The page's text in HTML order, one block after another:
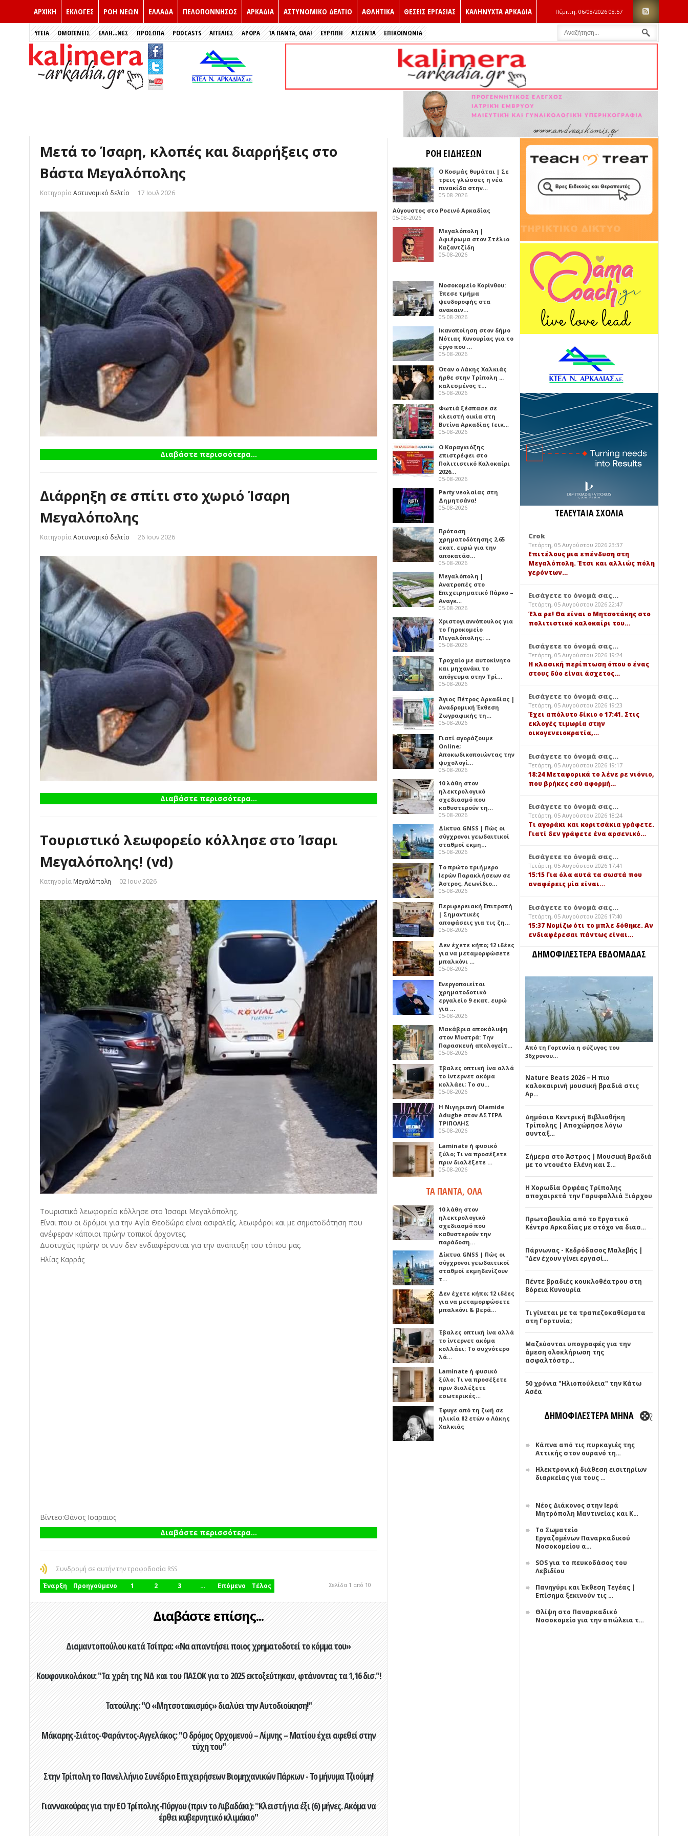
ΑΡΧΙΚΗ ΕΚΛΟΓΈΣ ΡΟΗ ΝΕΩΝ ΕΛΛΑΔΑ ΠΕΛΟΠΟΝΝΗΣΟΣ ΑΡΚΑΔΙΑ ΑΣΤΥΝΟΜΙΚΟ ΔΕΛΤΙΟ ΑΘΛΗΤΙΚΑ ΘΕΣΕΙΣ ΕΡΓΑΣΙΑΣ ΚΑΛΗΝΥΧΤΑ ΑΡΚΑΔΙΑ Πέμπτη, 06/08/2026 08:57
ΥΓΕΙΑ ΟΜΟΓΕΝΕΙΣ ΈΛΛΗ...ΝΕΣ ΠΡΌΣΩΠΑ PODCASTS ΑΓΓΕΛΙΕΣ ΑΡΘΡΑ ΤΑ ΠΑΝΤΑ, ΟΛΑ! ΕΥΡΏΠΗ ΑΤΖΕΝΤΑ ΕΠΙΚΟΙΝΩΝΙΑ
Μετά το Ίσαρη, κλοπές και διαρρήξεις στο
Βάστα Μεγαλόπολης
ΚατηγορίαΑστυνομικό δελτίο 17 Ιουλ 2026
Διαβάστε περισσότερα...
Διάρρηξη σε σπίτι στο χωριό Ίσαρη
Μεγαλόπολης
ΚατηγορίαΑστυνομικό δελτίο 26 Ιουν 2026
Διαβάστε περισσότερα...
Τουριστικό λεωφορείο κόλλησε στο Ίσαρι
Μεγαλόπολης! (vd)
Κατηγορία Μεγαλόπολη 02 Ιουν 2026
Τουριστικό λεωφορείο κόλλησε στο Ίσσαρι Μεγαλόπολης.
Είναι που οι δρόμοι για την Αγία Θεοδώρα είναι ασφαλείς, λεωφόροι και με σηματοδότηση που
ανέφεραν κάποιοι πρώην τοπικοί άρχοντες.
Δυστυχώς πρώην οι νυν δεν ενδιαφέρονται για την ανάπτυξη του τόπου μας.
Ηλίας Καρράς
Βίντεο:Θάνος Ισαραιος
Διαβάστε περισσότερα...
Συνδρομή σε αυτήν την τροφοδοσία RSS
Έναρξη
Προηγούμενο 1 2 3 … Επόμενο Τέλος Σελίδα 1 από 10
Διαβάστε επίσης...
Διαμαντοπούλου κατά Τσίπρα: «Να απαντήσει ποιος χρηματοδοτεί το κόμμα του»
Κουφονικολάκου: "Τα χρέη της ΝΔ και του ΠΑΣΟΚ για το 2025 εκτοξεύτηκαν, φτάνοντας τα 1,16 δισ."!
Τατούλης: "Ο «Μητσοτακισμός» διαλύει την Αυτοδιοίκηση!"
Μάκαρης-Σιάτος-Φαράντος-Αγγελάκος: "Ο δρόμος Ορχομενού – Λίμνης – Ματίου έχει αφεθεί στην
τύχη του"
Στην Τρίπολη το Πανελλήνιο Συνέδριο Επιχειρήσεων Βιομηχανικών Πάρκων - Το μήνυμα Τζιούμη!
Γιαννακούρας για την EO Τρίπολης-Πύργου (πριν το Λιβαδάκι): "Κλειστή για έξι (6) μήνες. Ακόμα να
έρθει κυβερνητικό κλιμάκιο"
ΡΟΗ ΕΙΔΗΣΕΩΝ
Ο Κοσμάς θυμάται | Σε
τρεις γλώσσες η νέα
πινακίδα στην…
05-08-2026
Αύγουστος στο Ροεινό Αρκαδίας
05-08-2026
Μεγαλόπολη |
Αφιέρωμα στον Στέλιο
Καζαντζίδη
05-08-2026
Νοσοκομείο Κορίνθου:
Έπεσε τμήμα
ψευδοροφής στα
ανακαιν…
05-08-2026
Ικανοποίηση στον δήμο
Νότιας Κυνουρίας για το
έργο που …
05-08-2026
Όταν ο Λάκης Χαλκιάς
ήρθε στην Τρίπολη ...
καλεσμένος τ…
05-08-2026
Φωτιά ξέσπασε σε
κλειστή οικία στη
Βυτίνα Αρκαδίας (εικ…
05-08-2026
Ο Καραγκιόζης
επιστρέφει στο
Πολιτιστικό Καλοκαίρι
2026…
05-08-2026
Party νεολαίας στη
Δημητσάνα!
05-08-2026
Πρόταση
χρηματοδότησης 2,65
εκατ. ευρώ για την
αποκατάσ…
05-08-2026
Μεγαλόπολη |
Ανατροπές στο
Επιχειρηματικό Πάρκο –
Αναγκ…
05-08-2026
Χριστογιαννόπουλος για
το Γηροκομείο
Μεγαλόπολης: …
05-08-2026
Τροχαίο με αυτοκίνητο
και μηχανάκι το
απόγευμα στην Τρί…
05-08-2026
Άγιος Πέτρος Αρκαδίας |
Αναδρομική Έκθεση
Ζωγραφικής τη…
05-08-2026
Γιατί αγοράζουμε
Online;
Αποκωδικοποιώντας την
ψυχολογί…
05-08-2026
10 λάθη στον
ηλεκτρολογικό
σχεδιασμό που
καθυστερούν τη…
05-08-2026
Δίκτυα GNSS | Πώς οι
σύγχρονοι γεωδαιτικοί
σταθμοί εκμη…
05-08-2026
Το πρώτο τριήμερο
Ιερών Παρακλήσεων σε
Άστρος, Λεωνίδιο…
05-08-2026
Περιφερειακή Επιτροπή
| Σημαντικές
αποφάσεις για τις ζη…
05-08-2026
Δεν έχετε κήπο; 12 ιδέες
για να μεταμορφώσετε
μπαλκόνι …
05-08-2026
Ενεργοποιείται
χρηματοδοτικό
εργαλείο 9 εκατ. ευρώ
για …
05-08-2026
Μακάβρια αποκάλυψη
στον Μυστρά: Την
Παρασκευή απολογείτ…
05-08-2026
Έβαλες οπτική ίνα αλλά
το ίντερνετ ακόμα
κολλάει; Το συ…
05-08-2026
Η Νιγηριανή Olamide
Adugbe στον ΑΣΤΕΡΑ
ΤΡΙΠΟΛΗΣ
05-08-2026
Laminate ή φυσικό
ξύλο; Τι να προσέξετε
πριν διαλέξετε …
05-08-2026
ΤΑ ΠΑΝΤΑ, ΟΛΑ
10 λάθη στον
ηλεκτρολογικό
σχεδιασμό που
καθυστερούν την
παράδοση…
Δίκτυα GNSS | Πώς οι
σύγχρονοι γεωδαιτικοί
σταθμοί εκμηδενίζουν
τ…
Δεν έχετε κήπο; 12 ιδέες
για να μεταμορφώσετε
μπαλκόνι & βερά…
Έβαλες οπτική ίνα αλλά
το ίντερνετ ακόμα
κολλάει; Το συχνότερο
λά…
Laminate ή φυσικό
ξύλο; Τι να προσέξετε
πριν διαλέξετε
εσωτερικές…
Έφυγε από τη ζωή σε
ηλικία 82 ετών ο Λάκης
Χαλκιάς
ΤΕΛΕΥΤΑΙΑ ΣΧΟΛΙΑ
Crok
Τετάρτη, 05 Αυγούστου 2026 23:37
Επιτέλους μια επένδυση στη
Μεγαλόπολη. Έτσι και αλλιώς πόλη
γερόντων…
Εισάγετε το όνομά σας...
Τετάρτη, 05 Αυγούστου 2026 22:47
Έλα ρε! Θα είναι ο Μητσοτάκης στο
πολιτιστικό καλοκαίρι του…
Εισάγετε το όνομά σας...
Τετάρτη, 05 Αυγούστου 2026 19:24
Η κλασική περίπτωση όπου ο ένας
στους δύο είναι άσχετος…
Εισάγετε το όνομά σας...
Τετάρτη, 05 Αυγούστου 2026 19:23
Έχει απόλυτο δίκιο ο 17:41. Στις
εκλογές τιμωρία στην
οικογενειοκρατία,…
Εισάγετε το όνομά σας...
Τετάρτη, 05 Αυγούστου 2026 19:17
18:24 Μεταφορικά το λένε ρε νιόνιο,
που βρήκες εσύ αφορμή…
Εισάγετε το όνομά σας...
Τετάρτη, 05 Αυγούστου 2026 18:24
Τι αγοράκι και κοριτσάκια γράφετε.
Γιατί δεν γράφετε ένα αρσενικό…
Εισάγετε το όνομά σας...
Τετάρτη, 05 Αυγούστου 2026 17:41
15:15 Για όλα αυτά τα σωστά που
αναφέρεις μία είναι…
Εισάγετε το όνομά σας...
Τετάρτη, 05 Αυγούστου 2026 17:40
15:37 Νομίζω ότι το μπλε δόθηκε. Αν
ενδιαφέρεσαι πάντως είναι…
ΔΗΜΟΦΙΛΕΣΤΕΡΑ ΕΒΔΟΜΑΔΑΣ
Από τη Γορτυνία η σύζυγος του
36χρονου…
Nature Beats 2026 – Η πιο
καλοκαιρινή μουσική βραδιά στις
Αρ…
Δημόσια Κεντρική Βιβλιοθήκη
Τρίπολης | Αποχώρησε λόγω
συνταξ…
Σήμερα στο Άστρος | Μουσική Βραδιά
με το ντουέτο Ελένη και Σ…
Η Χορωδία Ορφέας Τρίπολης
αποχαιρετά την Γαρυφαλλιά Ξιάρχου
Πρωτοβουλία από το Εργατικό
Κέντρο Αρκαδίας με στόχο να διασ…
Πάρνωνας - Κεδρόδασος Μαλεβής |
"Δεν έχουν γίνει εργασί…
Πέντε βραδιές κουκλοθέατρου στη
Βόρεια Κυνουρία
Τι γίνεται με τα τραπεζοκαθίσματα
στη Γορτυνία;
Μαζεύονται υπογραφές για την
άμεση ολοκλήρωση της
ασφαλτόστρ…
50 χρόνια "Ηλιοπούλεια" την Κάτω
Ασέα
ΔΗΜΟΦΙΛΕΣΤΕΡΑ ΜΗΝΑ
Κάπνα από τις πυρκαγιές της
Αττικής στον ουρανό τη…
Ηλεκτρονική διάθεση εισιτηρίων
διαρκείας για τους …
Νέος Διάκονος στην Ιερά
Μητρόπολη Μαντινείας και Κ…
Το Σωματείο
Εργαζομένων Παναρκαδικού
Νοσοκομείου α…
SOS για το πευκοδάσος του
Λεβιδίου
Πανηγύρι και Έκθεση Τεγέας |
Επίσημα ξεκινούν τις …
Θλίψη στο Παναρκαδικό
Νοσοκομείο για την απώλεια τ…